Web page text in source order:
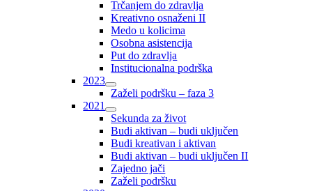
Trčanjem do zdravlja
Kreativno osnaženi II
Medo u kolicima
Osobna asistencija
Put do zdravlja
Institucionalna podrška
2023
Zaželi podršku – faza 3
2021
Sekunda za život
Budi aktivan – budi uključen
Budi kreativan i aktivan
Budi aktivan – budi uključen II
Zajedno jači
Zaželi podršku